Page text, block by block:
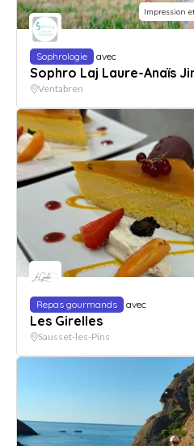
Impression
Sophrologie avec
Sophro Laj Laure-Anaïs
Ventabren
Repas gourmands avec
Les Girelles
Sausset-les-Pins